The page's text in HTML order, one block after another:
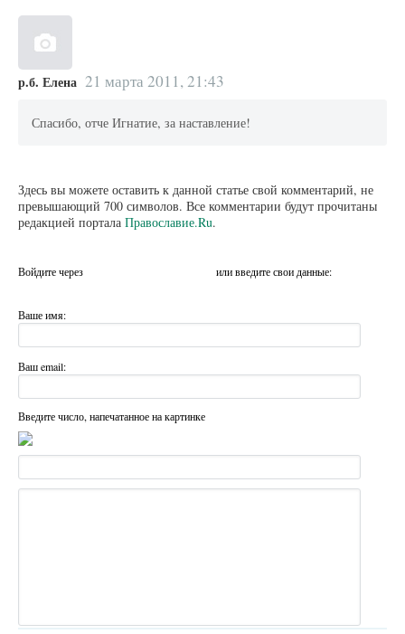
р.б. Елена 21 марта 2011, 21:43
Спасибо, отче Игнатие, за наставление!
Здесь вы можете оставить к данной статье свой комментарий, не
превышающий 700 символов. Все комментарии будут прочитаны
редакцией портала Православие.Ru.
Войдите через или введите свои данные:
Ваше имя:
Ваш email:
Введите число, напечатанное на картинке